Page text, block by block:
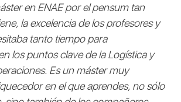
en ENAE por el pensum tan
la excelencia de los profesores y
tanto tiempo para
los puntos clave de la Logística y
Es un máster muy
en el que aprendes, no sólo